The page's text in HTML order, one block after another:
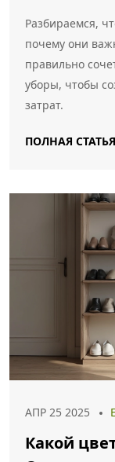
Разбираемся,
почему они
правильно
уборы, чтобы
затрат.
ПОЛНАЯ СТАТЬЯ
АПР 25 2025
Какой